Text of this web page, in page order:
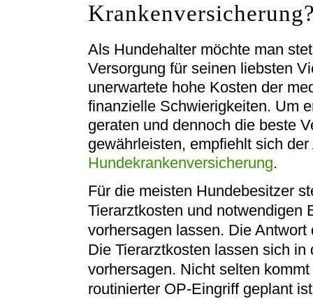
Als Hundehalter möchte man
Versorgung für seinen liebsten
unerwartete hohe Kosten der
finanzielle Schwierigkeiten. Um
geraten und dennoch die beste
gewährleisten, empfiehlt sich
Hundekrankenversicherung.
Für die meisten Hundebesitzer
Tierarztkosten und notwendigen
vorhersagen lassen. Die
Die Tierarztkosten lassen sich
vorhersagen. Nicht selten
routinierter OP-Eingriff geplant